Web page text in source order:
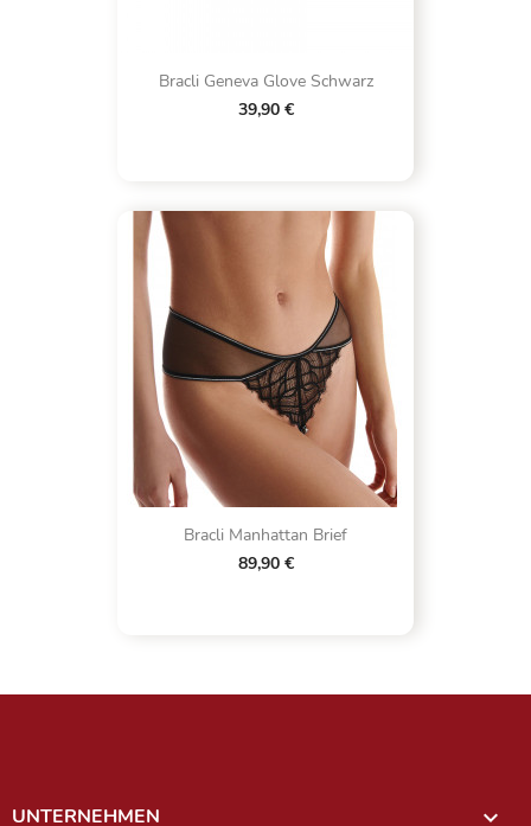
Bracli Geneva Glove Schwarz
39,90 €
Bracli Manhattan Brief
89,90 €
UNTERNEHMEN 